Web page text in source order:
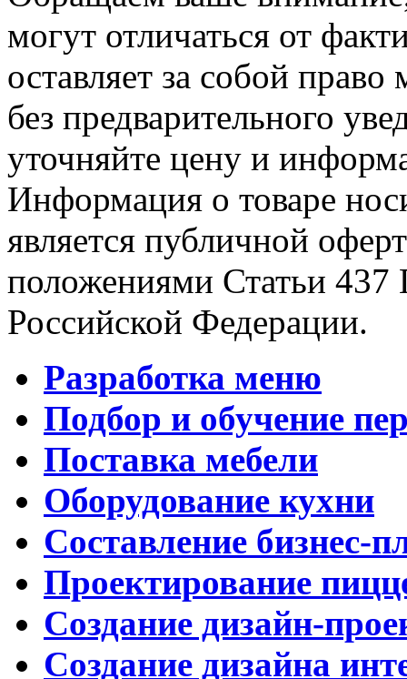
могут отличаться от
оставляет за собой право
без предварительного
уточняйте цену и
Информация о товаре
является публичной
положениями Статьи 437
Российской Федерации.
Разработка меню
Подбор и обучение
Поставка мебели
Оборудование кухни
Составление бизнес-
Проектирование
Создание дизайн-
Создание дизайна